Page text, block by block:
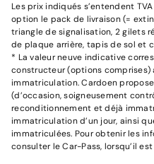
Les prix indiqués s’entendent
option le pack de livraison (=
triangle de signalisation, 2 gilets
de plaque arrière, tapis de sol et
* La valeur neuve indicative
constructeur (options comprises)
immatriculation. Cardoen
(d’occasion, soigneusement
reconditionnement et déjà
immatriculation d’un jour, ainsi
immatriculées. Pour obtenir les
consulter le Car-Pass, lorsqu’il